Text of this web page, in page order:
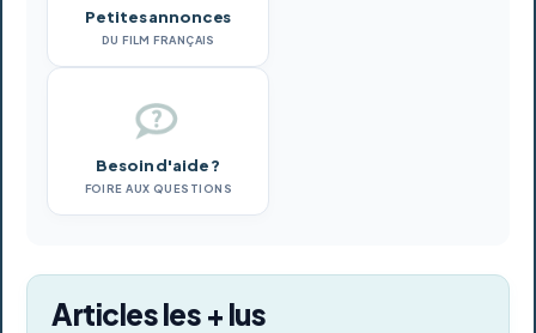
Petites annonces
DU FILM FRANÇAIS
Besoin d'aide ?
FOIRE AUX QUESTIONS
Articles les + lus